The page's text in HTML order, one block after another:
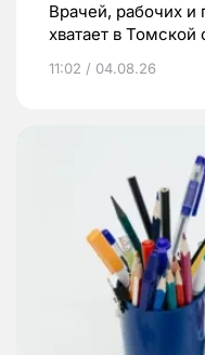
Врачей, рабочих и
хватает в Томской
11:02 / 04.08.26